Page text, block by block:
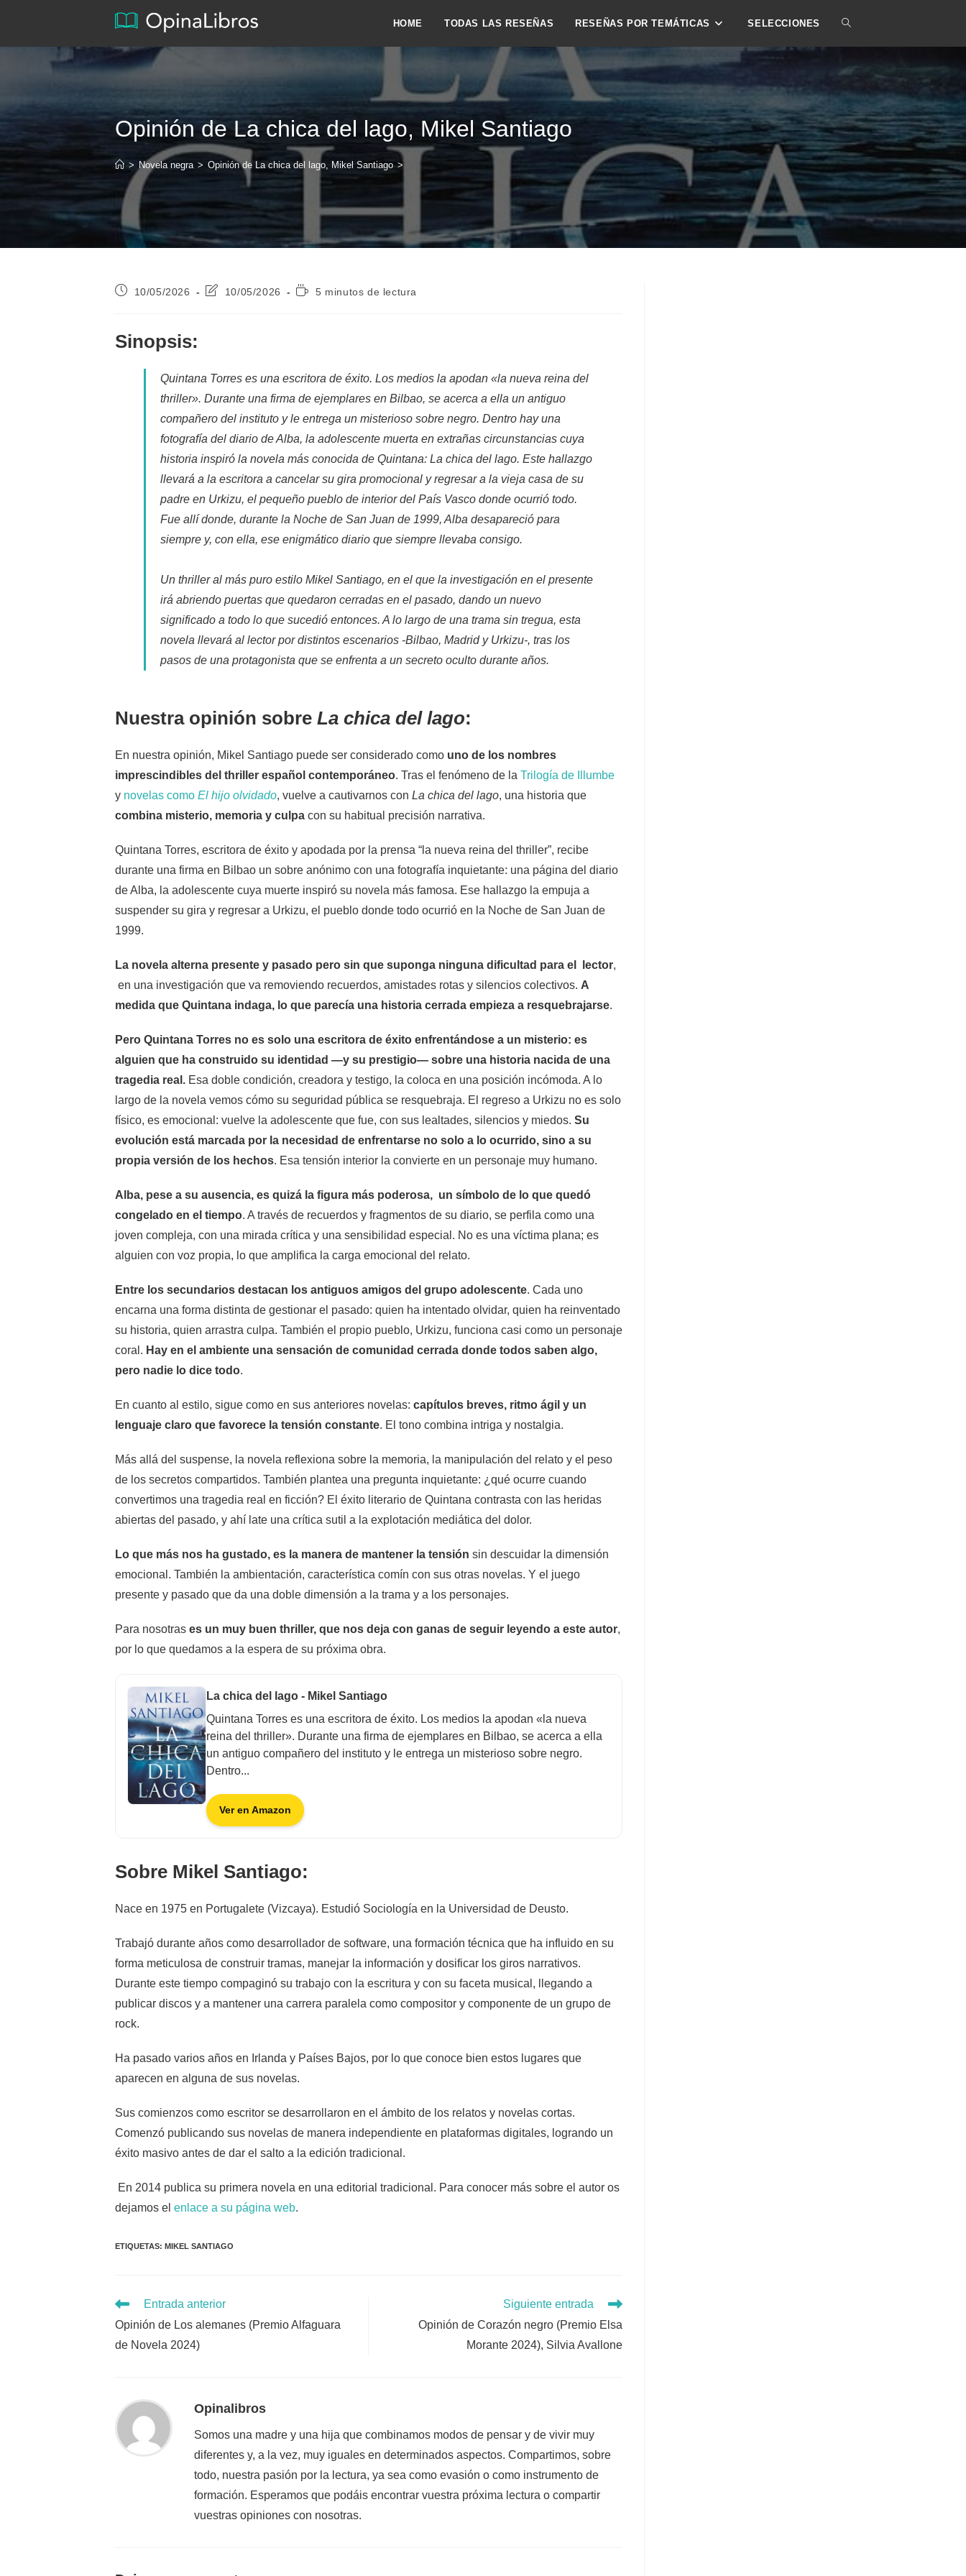
HOME TODAS LAS RESEÑAS RESEÑAS POR TEMÁTICAS SELECCIONES ALTERNAR
BÚSQUEDA
DE
LA
Opinión de La chica del lago, Mikel Santiago
> Novela negra > Opinión de La chica del lago, Mikel Santiago >
Publicación
10/05/2026
Última10/05/2026
Tiempo5 minutos de lectura
Sinopsis:
Quintana Torres es una escritora de éxito. Los medios la apodan «la nueva reina del
thriller». Durante una firma de ejemplares en Bilbao, se acerca a ella un antiguo
compañero del instituto y le entrega un misterioso sobre negro. Dentro hay una
fotografía del diario de Alba, la adolescente muerta en extrañas circunstancias cuya
historia inspiró la novela más conocida de Quintana: La chica del lago. Este hallazgo
llevará a la escritora a cancelar su gira promocional y regresar a la vieja casa de su
padre en Urkizu, el pequeño pueblo de interior del País Vasco donde ocurrió todo.
Fue allí donde, durante la Noche de San Juan de 1999, Alba desapareció para
siempre y, con ella, ese enigmático diario que siempre llevaba consigo.
Un thriller al más puro estilo Mikel Santiago, en el que la investigación en el presente
irá abriendo puertas que quedaron cerradas en el pasado, dando un nuevo
significado a todo lo que sucedió entonces. A lo largo de una trama sin tregua, esta
novela llevará al lector por distintos escenarios -Bilbao, Madrid y Urkizu-, tras los
pasos de una protagonista que se enfrenta a un secreto oculto durante años.
Nuestra opinión sobre La chica del lago:
En nuestra opinión, Mikel Santiago puede ser considerado como uno de los nombres
imprescindibles del thriller español contemporáneo. Tras el fenómeno de la Trilogía de Illumbe
y novelas como El hijo olvidado, vuelve a cautivarnos con La chica del lago, una historia que
combina misterio, memoria y culpa con su habitual precisión narrativa.
Quintana Torres, escritora de éxito y apodada por la prensa “la nueva reina del thriller”, recibe
durante una firma en Bilbao un sobre anónimo con una fotografía inquietante: una página del diario
de Alba, la adolescente cuya muerte inspiró su novela más famosa. Ese hallazgo la empuja a
suspender su gira y regresar a Urkizu, el pueblo donde todo ocurrió en la Noche de San Juan de
1999.
La novela alterna presente y pasado pero sin que suponga ninguna dificultad para el lector,
en una investigación que va removiendo recuerdos, amistades rotas y silencios colectivos. A
medida que Quintana indaga, lo que parecía una historia cerrada empieza a resquebrajarse.
Pero Quintana Torres no es solo una escritora de éxito enfrentándose a un misterio: es
alguien que ha construido su identidad —y su prestigio— sobre una historia nacida de una
tragedia real. Esa doble condición, creadora y testigo, la coloca en una posición incómoda. A lo
largo de la novela vemos cómo su seguridad pública se resquebraja. El regreso a Urkizu no es solo
físico, es emocional: vuelve la adolescente que fue, con sus lealtades, silencios y miedos. Su
evolución está marcada por la necesidad de enfrentarse no solo a lo ocurrido, sino a su
propia versión de los hechos. Esa tensión interior la convierte en un personaje muy humano.
Alba, pese a su ausencia, es quizá la figura más poderosa, un símbolo de lo que quedó
congelado en el tiempo. A través de recuerdos y fragmentos de su diario, se perfila como una
joven compleja, con una mirada crítica y una sensibilidad especial. No es una víctima plana; es
alguien con voz propia, lo que amplifica la carga emocional del relato.
Entre los secundarios destacan los antiguos amigos del grupo adolescente. Cada uno
encarna una forma distinta de gestionar el pasado: quien ha intentado olvidar, quien ha reinventado
su historia, quien arrastra culpa. También el propio pueblo, Urkizu, funciona casi como un personaje
coral. Hay en el ambiente una sensación de comunidad cerrada donde todos saben algo,
pero nadie lo dice todo.
En cuanto al estilo, sigue como en sus anteriores novelas: capítulos breves, ritmo ágil y un
lenguaje claro que favorece la tensión constante. El tono combina intriga y nostalgia.
Más allá del suspense, la novela reflexiona sobre la memoria, la manipulación del relato y el peso
de los secretos compartidos. También plantea una pregunta inquietante: ¿qué ocurre cuando
convertimos una tragedia real en ficción? El éxito literario de Quintana contrasta con las heridas
abiertas del pasado, y ahí late una crítica sutil a la explotación mediática del dolor.
Lo que más nos ha gustado, es la manera de mantener la tensión sin descuidar la dimensión
emocional. También la ambientación, característica comín con sus otras novelas. Y el juego
presente y pasado que da una doble dimensión a la trama y a los personajes.
Para nosotras es un muy buen thriller, que nos deja con ganas de seguir leyendo a este autor,
por lo que quedamos a la espera de su próxima obra.
La chica del lago - Mikel Santiago
Quintana Torres es una escritora de éxito. Los medios la apodan «la nueva
reina del thriller». Durante una firma de ejemplares en Bilbao, se acerca a ella
un antiguo compañero del instituto y le entrega un misterioso sobre negro.
Dentro...
Ver en Amazon
Sobre Mikel Santiago:
Nace en 1975 en Portugalete (Vizcaya). Estudió Sociología en la Universidad de Deusto.
Trabajó durante años como desarrollador de software, una formación técnica que ha influido en su
forma meticulosa de construir tramas, manejar la información y dosificar los giros narrativos.
Durante este tiempo compaginó su trabajo con la escritura y con su faceta musical, llegando a
publicar discos y a mantener una carrera paralela como compositor y componente de un grupo de
rock.
Ha pasado varios años en Irlanda y Países Bajos, por lo que conoce bien estos lugares que
aparecen en alguna de sus novelas.
Sus comienzos como escritor se desarrollaron en el ámbito de los relatos y novelas cortas.
Comenzó publicando sus novelas de manera independiente en plataformas digitales, logrando un
éxito masivo antes de dar el salto a la edición tradicional.
En 2014 publica su primera novela en una editorial tradicional. Para conocer más sobre el autor os
dejamos el enlace a su página web.
ETIQUETAS: MIKEL SANTIAGO
Leer
artículos
Entrada anterior
Opinión de Los alemanes (Premio Alfaguara
de Novela 2024)
Siguiente entrada
Opinión de Corazón negro (Premio Elsa
Morante 2024), Silvia Avallone
Opinalibros
Somos una madre y una hija que combinamos modos de pensar y de vivir muy
diferentes y, a la vez, muy iguales en determinados aspectos. Compartimos, sobre
todo, nuestra pasión por la lectura, ya sea como evasión o como instrumento de
formación. Esperamos que podáis encontrar vuestra próxima lectura o compartir
vuestras opiniones con nosotras.